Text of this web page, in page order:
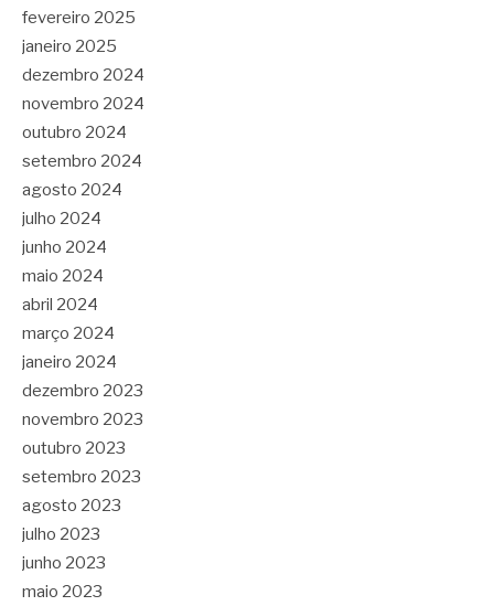
fevereiro 2025
janeiro 2025
dezembro 2024
novembro 2024
outubro 2024
setembro 2024
agosto 2024
julho 2024
junho 2024
maio 2024
abril 2024
março 2024
janeiro 2024
dezembro 2023
novembro 2023
outubro 2023
setembro 2023
agosto 2023
julho 2023
junho 2023
maio 2023